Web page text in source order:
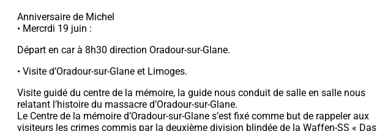
Anniversaire de Michel
• Mercrdi 19 juin :
Départ en car à 8h30 direction Oradour-sur-Glane.
• Visite d’Oradour-sur-Glane et Limoges.
Visite guidé du centre de la mémoire, la guide nous conduit de salle en salle nous
relatant l’histoire du massacre d’Oradour-sur-Glane.
Le Centre de la mémoire d’Oradour-sur-Glane s’est fixé comme but de rappeler aux
visiteurs les crimes commis par la deuxième division blindée de la Waffen-SS « Das